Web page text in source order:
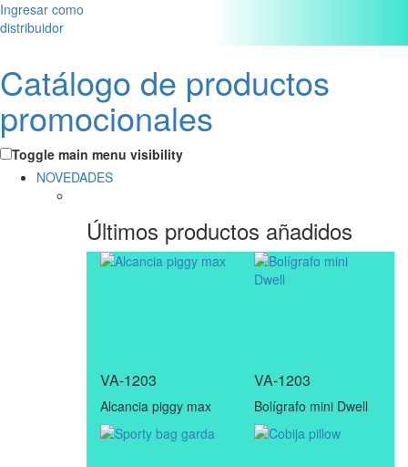
Ingresar como
distribuidor
Catálogo de productos
promocionales
Toggle main menu visibility
NOVEDADES
Últimos productos añadidos
VA-1203
Alcancia piggy max
VA-1203
Bolígrafo mini Dwell